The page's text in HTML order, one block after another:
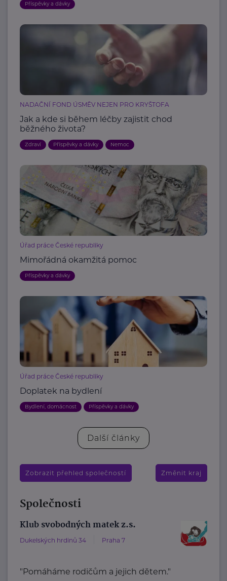
Příspěvky a dávky
NADAČNÍ FOND ÚSMĚV NEJEN PRO KRYŠTOFA
Jak a kde si během léčby zajistit chod
běžného života?
Zdraví Příspěvky a dávky Nemoc
Úřad práce České republiky
Mimořádná okamžitá pomoc
Příspěvky a dávky
Úřad práce České republiky
Doplatek na bydlení
Bydlení, domácnost Příspěvky a dávky
Další články
Zobrazit přehled společností Změnit kraj
Společnosti
Klub svobodných matek z.s.
Dukelských hrdinů 34 Praha 7
"Pomáháme rodičům a jejich dětem."